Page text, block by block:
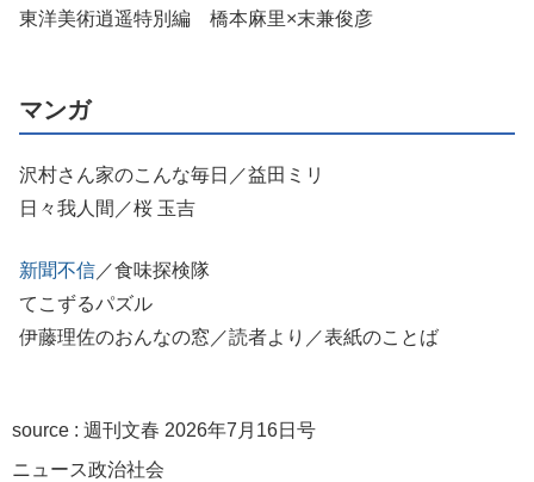
東洋美術逍遥特別編 橋本麻里×末兼俊彦
マンガ
沢村さん家のこんな毎日／益田ミリ
日々我人間／桜 玉吉
新聞不信／食味探検隊
てこずるパズル
伊藤理佐のおんなの窓／読者より／表紙のことば
source : 週刊文春 2026年7月16日号
ニュース政治社会